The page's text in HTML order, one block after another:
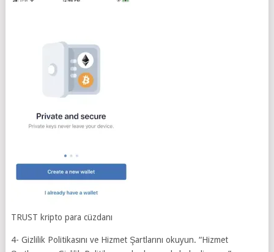
TRUST kripto para cüzdanı
4- Gizlilik Politikasını ve Hizmet Şartlarını okuyun. “Hizmet